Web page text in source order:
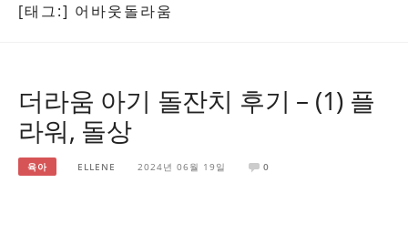
[태그:] 어바웃돌라움
더라움 아기 돌잔치 후기 – (1) 플
라워, 돌상
육아 ELLENE 2024년 06월 19일 0